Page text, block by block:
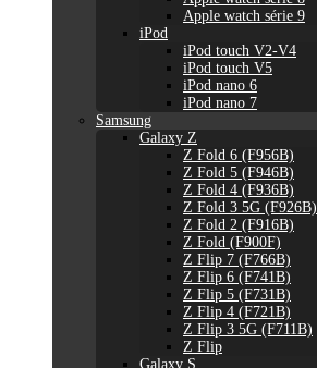
Apple watch série 9
iPod
iPod touch V2-V4
iPod touch V5
iPod nano 6
iPod nano 7
Samsung
Galaxy Z
Z Fold 6 (F956B)
Z Fold 5 (F946B)
Z Fold 4 (F936B)
Z Fold 3 5G (F926B)
Z Fold 2 (F916B)
Z Fold (F900F)
Z Flip 7 (F766B)
Z Flip 6 (F741B)
Z Flip 5 (F731B)
Z Flip 4 (F721B)
Z Flip 3 5G (F711B)
Z Flip
Galaxy S